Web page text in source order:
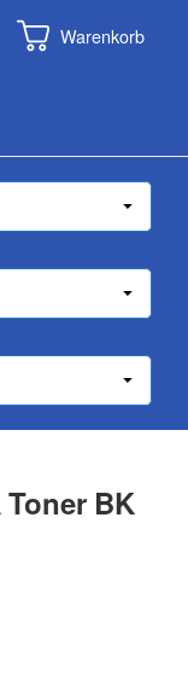
Warenkorb
BK